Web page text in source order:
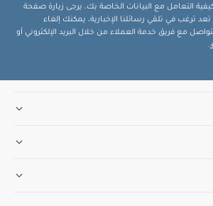
التعامل مع البيانات الخاصة بك، يرجى زيارة صفحة
تعد ترغب في تلقي رسائلنا الإخبارية، يمكنك إلغاء
مع فريق خدمة العملاء من خلال البريد الإلكتروني أو
.